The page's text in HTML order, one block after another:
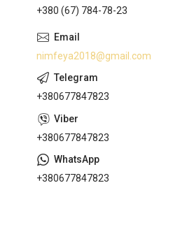
+380 (67) 784-78-23
nimfeya2018@gmail.com
+380677847823
+380677847823
+380677847823